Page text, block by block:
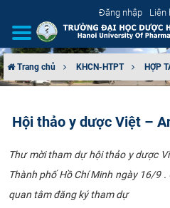
Đăng nhập Liên
CƠ CẤU TỔ CHỨC
TUYỂN SINH
ĐÀO TẠO
Trang chủ KHCN-HTPT HỢP
Hội thảo y dược Việt –
Thư mời tham dự hội thảo y dược
Thành phố Hồ Chí Minh ngày 16/9
quan tâm đăng ký tham dự